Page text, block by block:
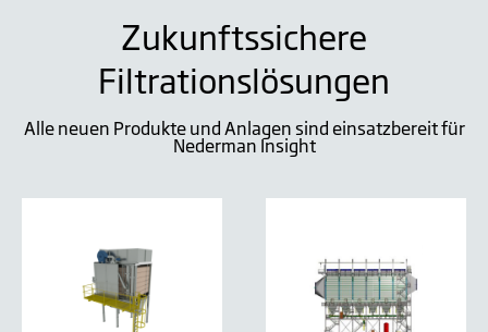
Zukunftssichere
Filtrationslösungen
Alle neuen Produkte und Anlagen sind einsatzbereit für
Nederman Insight